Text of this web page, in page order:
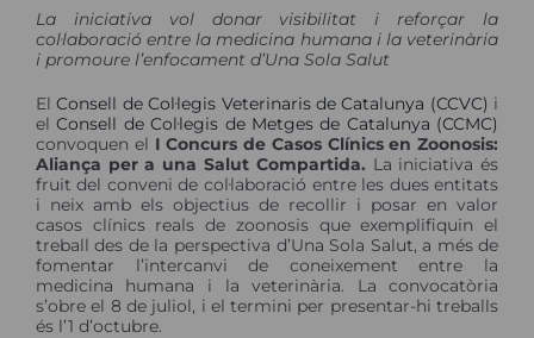
La iniciativa vol donar visibilitat i reforçar la
col·laboració entre la medicina humana i la veterinària
i promoure l’enfocament d’Una Sola Salut
ElConsell de Col·legis Veterinaris de Catalunya (CCVC) i
elConsell de Col·legis de Metges de Catalunya (CCMC)
convoquen el I Concurs de Casos Clínics en Zoonosis:
Aliança per a una Salut Compartida. La iniciativa és
fruit del conveni de col·laboració entre les dues entitats
i neix amb els objectius de recollir i posar en valor
casos clínics reals de zoonosis que exemplifiquin el
treball des de la perspectiva d’Una Sola Salut, a més de
fomentar l’intercanvi de coneixement entre la
medicina humana i la veterinària. La convocatòria
s’obre el 8 de juliol, i el termini per presentar-hi treballs
és l’1 d’octubre.